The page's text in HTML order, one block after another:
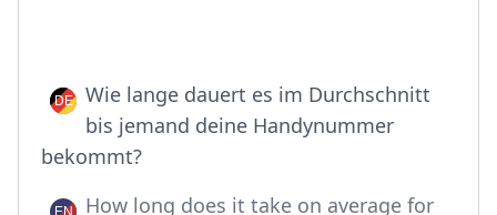
Wie lange dauert es im Durchschnitt
bis jemand deine Handynummer
bekommt?
How long does it take on average for